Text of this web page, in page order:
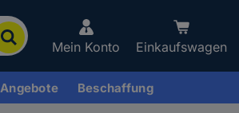
Mein Konto Einkaufswagen
Angebote Beschaffung